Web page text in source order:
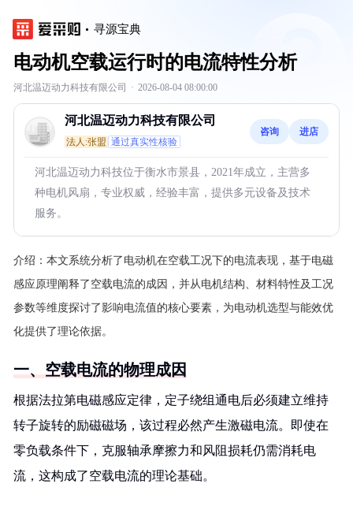
寻源宝典
电动机空载运行时的电流特性分析
河北温迈动力科技有限公司 · 2026-08-04 08:00:00
河北温迈动力科技有限公司
法人:张盟 通过真实性核验
咨询 进店
河北温迈动力科技位于衡水市景县，2021年成立，主营多
种电机风扇，专业权威，经验丰富，提供多元设备及技术
服务。
介绍： 本文系统分析了电动机在空载工况下的电流表现，基于电磁
感应原理阐释了空载电流的成因，并从电机结构、材料特性及工况
参数等维度探讨了影响电流值的核心要素，为电动机选型与能效优
化提供了理论依据。
一、空载电流的物理成因
根据法拉第电磁感应定律，定子绕组通电后必须建立维持
转子旋转的励磁磁场，该过程必然产生激磁电流。即使在
零负载条件下，克服轴承摩擦力和风阻损耗仍需消耗电
流，这构成了空载电流的理论基础。